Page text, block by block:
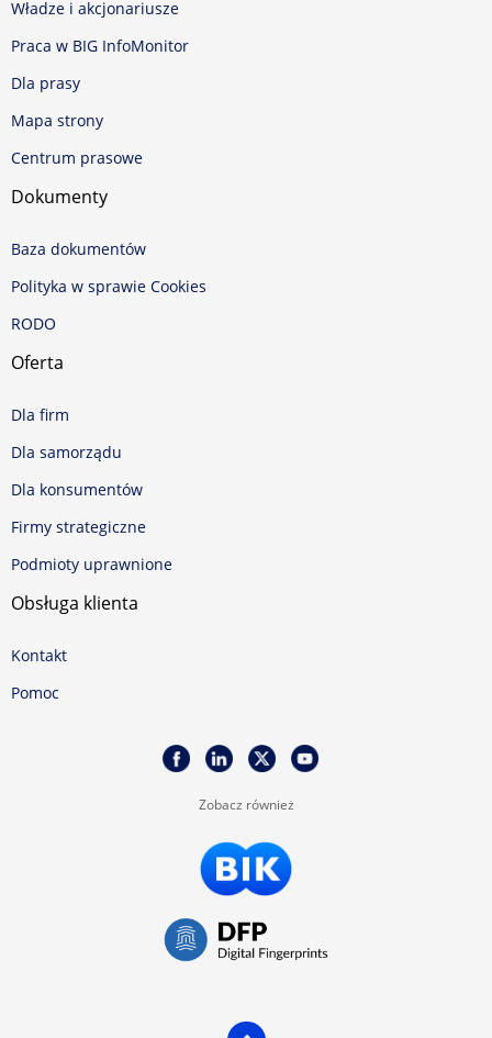
Władze i akcjonariusze
Praca w BIG InfoMonitor
Dla prasy
Mapa strony
Centrum prasowe
Dokumenty
Baza dokumentów
Polityka w sprawie Cookies
RODO
Oferta
Dla firm
Dla samorządu
Dla konsumentów
Firmy strategiczne
Podmioty uprawnione
Obsługa klienta
Kontakt
Pomoc
Zobacz również